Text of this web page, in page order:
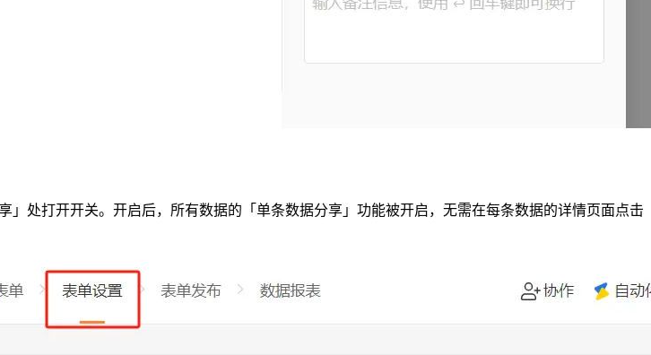
处打开开关。开启后，所有数据的「单条数据分享」功能被开启，无需在每条数据的详情页面点击